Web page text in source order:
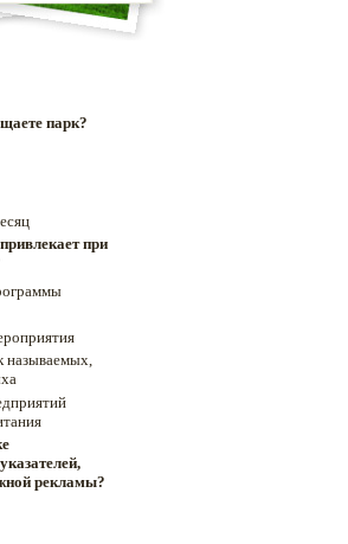
парк?
при
называемых,
рекламы?